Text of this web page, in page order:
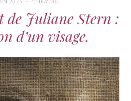
2025 THÉÂTRE
de Juliane Stern :
d’un visage.